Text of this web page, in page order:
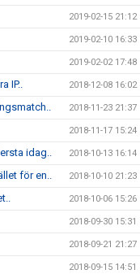
2019-02-15 21:12
2019-02-10 16:33
2019-02-02 17:48
IP.. 2018-12-08 16:02
2018-11-23 21:37
2018-11-17 15:24
idag.. 2018-10-13 16:14
för en.. 2018-10-10 21:23
2018-10-06 15:26
2018-09-30 15:31
2018-09-21 21:27
2018-09-15 14:51